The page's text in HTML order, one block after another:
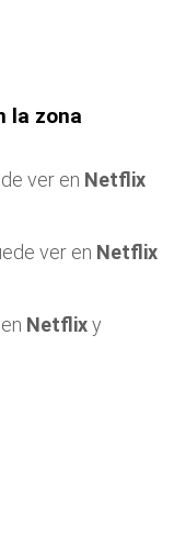
la zona
ver en Netflix
ver en Netflix
Netflixy